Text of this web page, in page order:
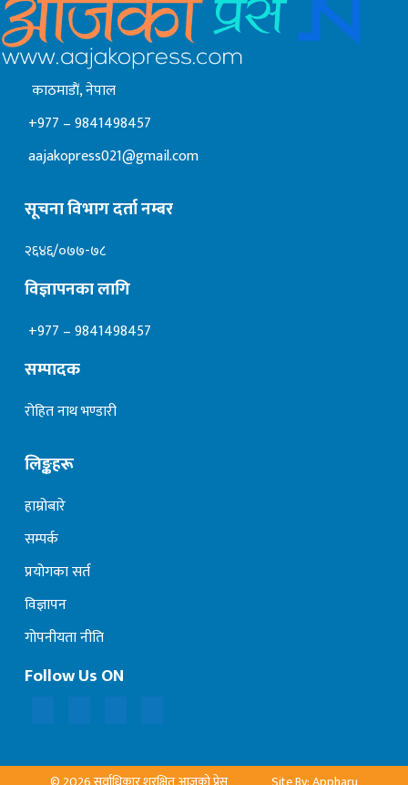
काठमाडाैं, नेपाल
+977 – 9841498457
aajakopress021@gmail.com
सूचना विभाग दर्ता नम्बर
२६४६/०७७-७८
विज्ञापनका लागि
+977 – 9841498457
सम्पादक
रोहित नाथ भण्डारी
लिङ्कहरू
हाम्रोबारे
सम्पर्क
प्रयोगका सर्त
विज्ञापन
गोपनीयता नीति
Follow Us ON